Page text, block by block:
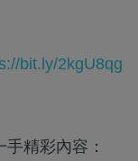
bit.ly/2kgU8qg
精彩內容：